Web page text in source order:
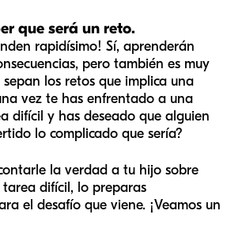
que será un reto.
rapidísimo! Sí, aprenderán
pero también es muy
los retos que implica una
vez te has enfrentado a una
difícil y has deseado que alguien
lo complicado que sería?
la verdad a tu hijo sobre
difícil, lo preparas
el desafío que viene. ¡Veamos un